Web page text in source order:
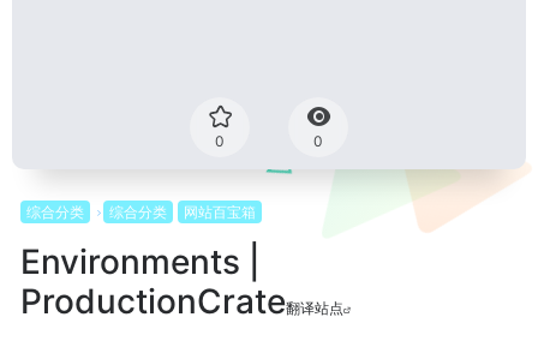
0 0
综合分类 综合分类 网站百宝箱
Environments |
ProductionCrate翻译站点